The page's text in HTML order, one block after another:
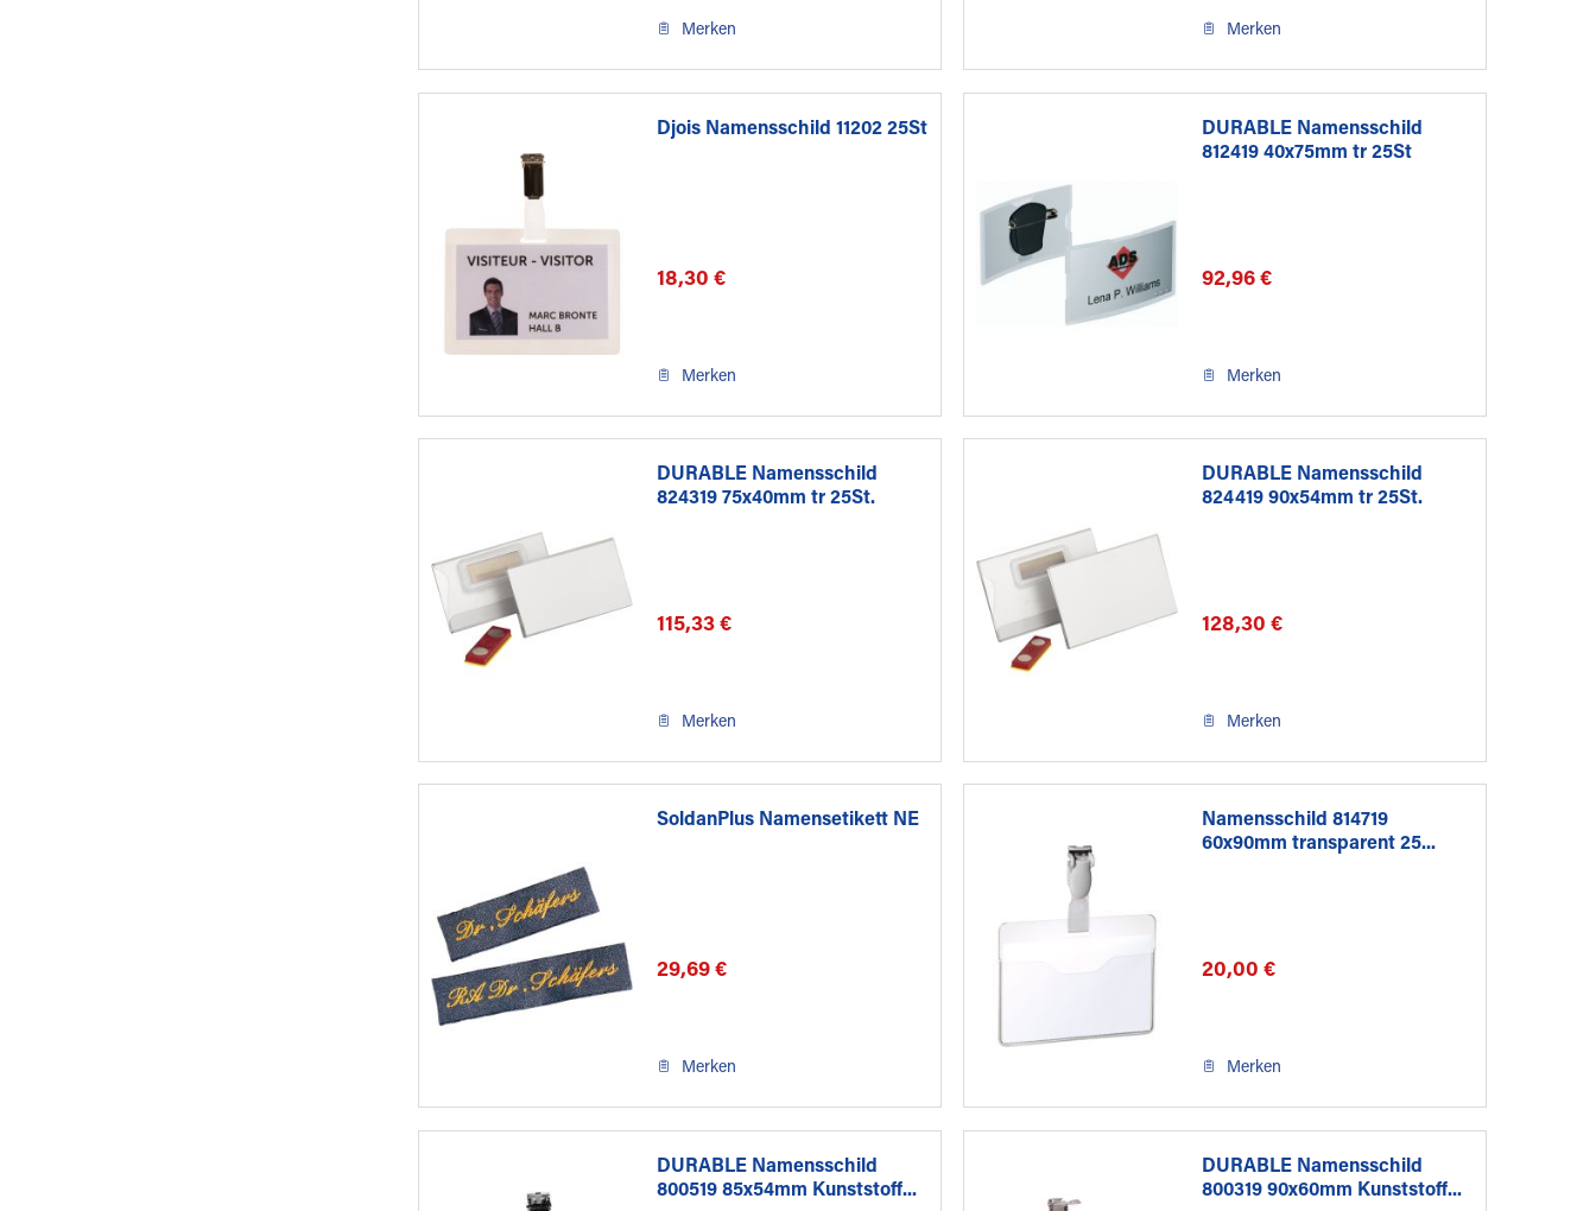
Merken Merken
Djois Namensschild 11202 25St
18,30 €
Merken
DURABLE Namensschild
812419 40x75mm tr 25St
92,96 €
Merken
DURABLE Namensschild
824319 75x40mm tr 25St.
115,33 €
Merken
DURABLE Namensschild
824419 90x54mm tr 25St.
128,30 €
Merken
SoldanPlus Namensetikett NE
29,69 €
Merken
Namensschild 814719
60x90mm transparent 25...
20,00 €
Merken
DURABLE Namensschild
800519 85x54mm Kunststoff...
DURABLE Namensschild
800319 90x60mm Kunststoff...